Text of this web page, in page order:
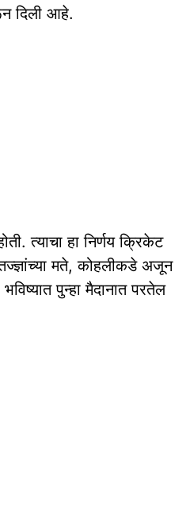
दिली आहे.
त्याचा हा निर्णय क्रिकेट
मते, कोहलीकडे अजून
पुन्हा मैदानात परतेल